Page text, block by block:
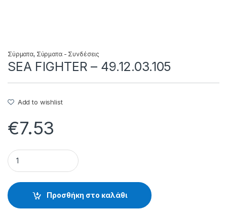
Σύρματα, Σύρματα - Συνδέσεις
SEA FIGHTER – 49.12.03.105
Add to wishlist
€7.53
SEA FIGHTER - 49.12.03.105 quantity
Προσθήκη στο καλάθι